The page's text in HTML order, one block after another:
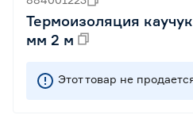
Термоизоляция
мм 2 м
Этот товар не